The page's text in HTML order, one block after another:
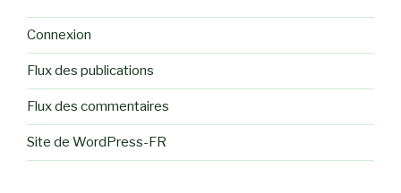
Connexion
Flux des publications
Flux des commentaires
Site de WordPress-FR